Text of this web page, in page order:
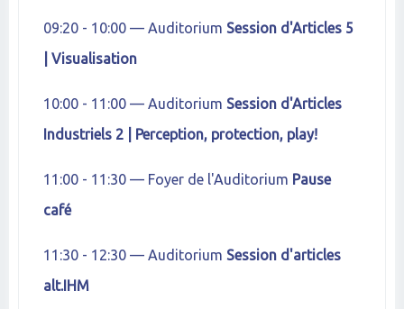
09:20 - 10:00 — Auditorium Session d'Articles 5
| Visualisation
10:00 - 11:00 — Auditorium Session d'Articles
Industriels 2 | Perception, protection, play!
11:00 - 11:30 — Foyer de l'Auditorium Pause
café
11:30 - 12:30 — Auditorium Session d'articles
alt.IHM